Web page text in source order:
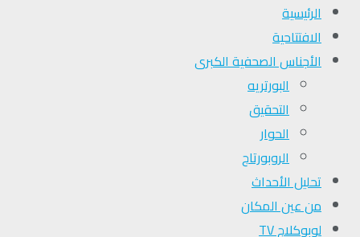
الرئيسية
الافتتاحية
الأجناس الصحفية الكبرى
البورتريه
التحقیق
الحوار
الروبورتاج
تحلیل الأحداث
من عين المكان
لوبوكلاج TV